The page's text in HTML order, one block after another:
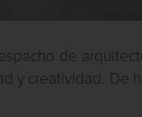
de
creatividad. De